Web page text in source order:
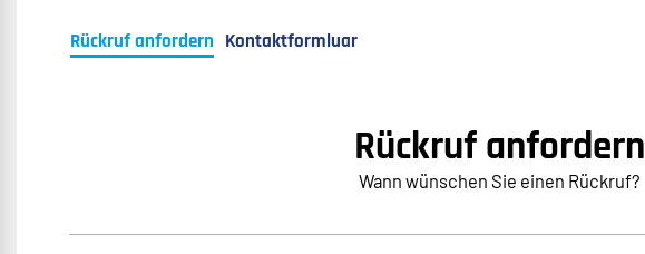
Rückruf anfordern Kontaktformluar
Rückruf anfordern
Wann wünschen Sie einen Rückruf?